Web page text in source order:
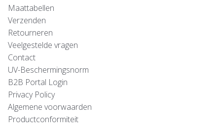
Maattabellen
Verzenden
Retourneren
Veelgestelde vragen
Contact
UV-Beschermingsnorm
B2B Portal Login
Privacy Policy
Algemene voorwaarden
Productconformiteit